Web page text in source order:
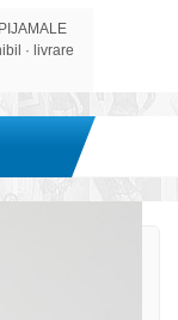
· livrare